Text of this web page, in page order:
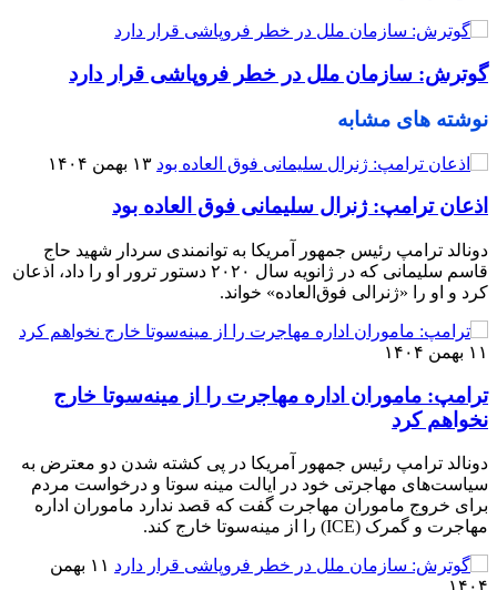
گوترش: سازمان ملل در خطر فروپاشی قرار دارد
نوشته های مشابه
۱۳ بهمن ۱۴۰۴
اذعان ترامپ: ژنرال سلیمانی فوق العاده بود
دونالد ترامپ رئیس جمهور آمریکا به توانمندی سردار شهید حاج
قاسم سلیمانی که در ژانویه سال ۲۰۲۰ دستور ترور او را داد، اذعان
کرد و او را «ژنرالی فوق‌العاده» خواند.
۱۱ بهمن ۱۴۰۴
ترامپ: ماموران اداره مهاجرت را از مینه‌سوتا خارج
نخواهم کرد
دونالد ترامپ رئیس جمهور آمریکا در پی کشته شدن دو معترض به
سیاست‌های مهاجرتی خود در ایالت مینه سوتا و درخواست مردم
برای خروج ماموران مهاجرت گفت که قصد ندارد ماموران اداره
مهاجرت و گمرک (ICE) را از مینه‌سوتا خارج کند.
۱۱ بهمن